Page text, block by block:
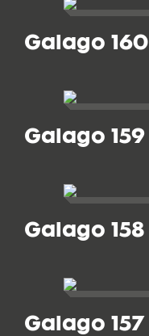
Galago 160
Galago 159
Galago 158
Galago 157